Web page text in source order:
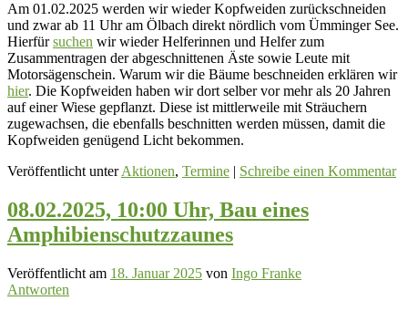
Am 01.02.2025 werden wir wieder Kopfweiden zurückschneiden
und zwar ab 11 Uhr am Ölbach direkt nördlich vom Ümminger See.
Hierfürsuchen wir wieder Helferinnen und Helfer zum
Zusammentragen der abgeschnittenen Äste sowie Leute mit
Motorsägenschein. Warum wir die Bäume beschneiden erklären wir
hier. Die Kopfweiden haben wir dort selber vor mehr als 20 Jahren
auf einer Wiese gepflanzt. Diese ist mittlerweile mit Sträuchern
zugewachsen, die ebenfalls beschnitten werden müssen, damit die
Kopfweiden genügend Licht bekommen.
Veröffentlicht unter Aktionen, Termine | Schreibe einen Kommentar
08.02.2025, 10:00 Uhr, Bau eines
Amphibienschutzzaunes
Veröffentlicht am 18. Januar 2025 von Ingo Franke
Antworten